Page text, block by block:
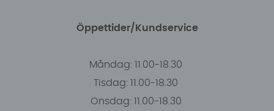
Öppettider/Kundservice
Måndag: 11.00-18.30
Tisdag: 11.00-18.30
Onsdag: 11.00-18.30